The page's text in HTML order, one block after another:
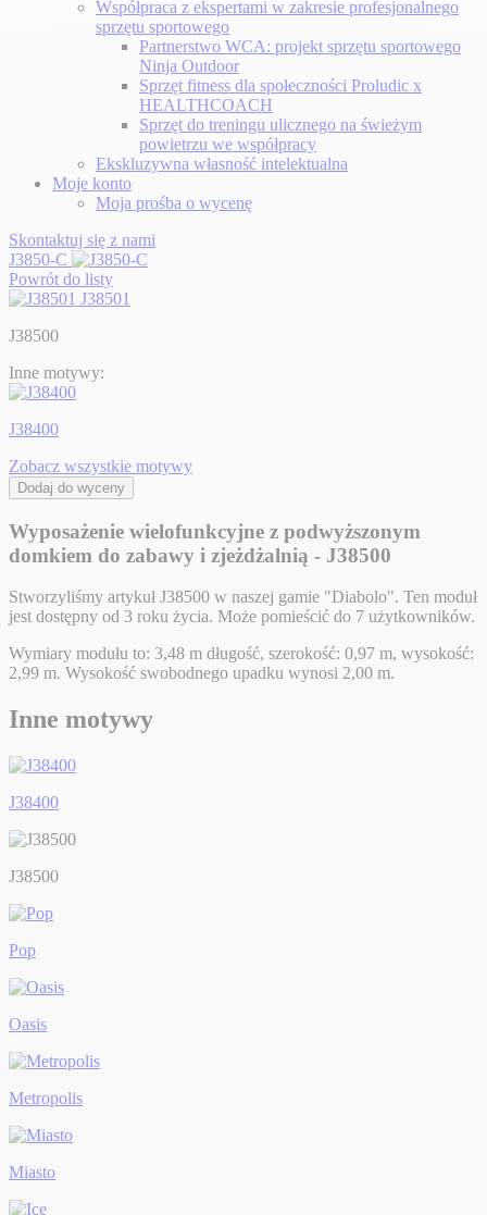
Współpraca z ekspertami w zakresie profesjonalnego
sprzętu sportowego
Partnerstwo WCA: projekt sprzętu sportowego
Ninja Outdoor
Sprzęt fitness dla społeczności Proludic x
HEALTHCOACH
Sprzęt do treningu ulicznego na świeżym
powietrzu we współpracy
Ekskluzywna własność intelektualna
Moje konto
Moja prośba o wycenę
Skontaktuj się z nami
J3850-C
Powrót do listy
J38501
J38500
Inne motywy:
J38400
Zobacz wszystkie motywy
Dodaj do wyceny
Wyposażenie wielofunkcyjne z podwyższonym
domkiem do zabawy i zjeżdżalnią - J38500
Stworzyliśmy artykuł J38500 w naszej gamie "Diabolo". Ten moduł
jest dostępny od 3 roku życia. Może pomieścić do 7 użytkowników.
Wymiary modułu to: 3,48 m długość, szerokość: 0,97 m, wysokość:
2,99 m. Wysokość swobodnego upadku wynosi 2,00 m.
Inne motywy
J38400
J38500
Pop
Oasis
Metropolis
Miasto